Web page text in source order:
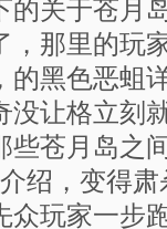
的关于苍月
，那里的玩
的黑色恶蛆
没让格立
些苍月岛之
绍，变得
玩家一步